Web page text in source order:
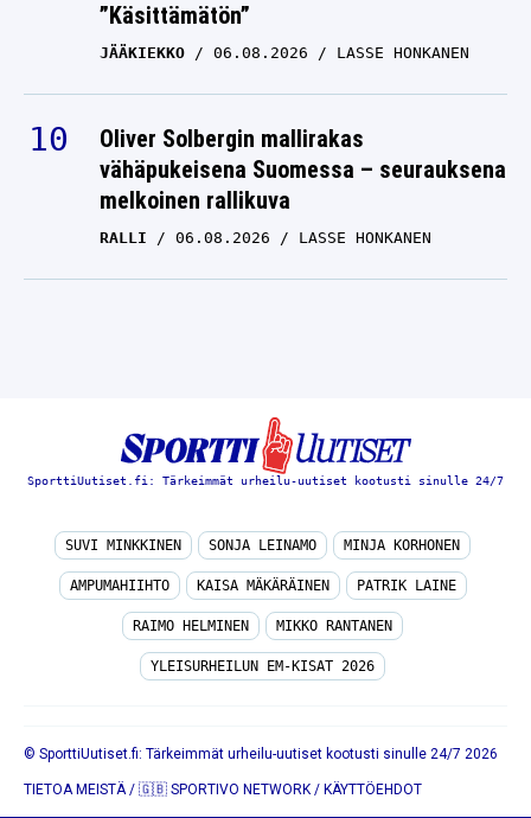
”Käsittämätön”
JÄÄKIEKKO 06.08.2026 LASSE HONKANEN
Oliver Solbergin mallirakas
vähäpukeisena Suomessa – seurauksena
melkoinen rallikuva
RALLI 06.08.2026 LASSE HONKANEN
SporttiUutiset.fi: Tärkeimmät urheilu-uutiset kootusti sinulle 24/7
SUVI MINKKINEN SONJA LEINAMO MINJA KORHONEN
AMPUMAHIIHTO KAISA MÄKÄRÄINEN PATRIK LAINE
RAIMO HELMINEN MIKKO RANTANEN
YLEISURHEILUN EM-KISAT 2026
© SporttiUutiset.fi: Tärkeimmät urheilu-uutiset kootusti sinulle 24/7 2026
TIETOA MEISTÄ/ 🇬🇧 SPORTIVO NETWORK / KÄYTTÖEHDOT